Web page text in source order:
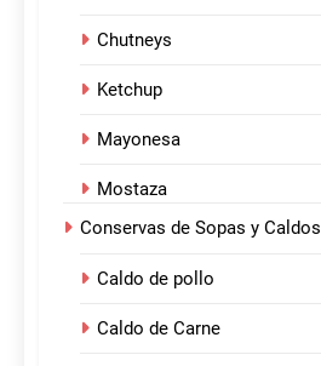
Chutneys
Ketchup
Mayonesa
Mostaza
Conservas de Sopas y Caldos
Caldo de pollo
Caldo de Carne